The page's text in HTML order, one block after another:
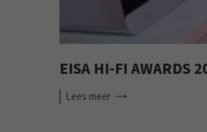
EISA HI-FI AWARDS
Lees meer